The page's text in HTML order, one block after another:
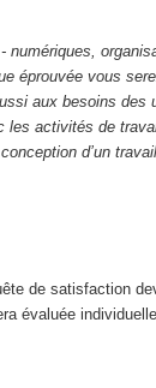
éprouvée vous
aux besoins
activités de
d’un
de satisfaction
évaluée